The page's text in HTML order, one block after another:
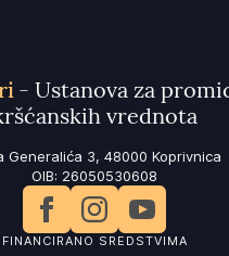
- Ustanova za
vrednota
Generalića 3, 48000 Koprivnica
OIB: 26050530608
FINANCIRANO SREDSTVIMA